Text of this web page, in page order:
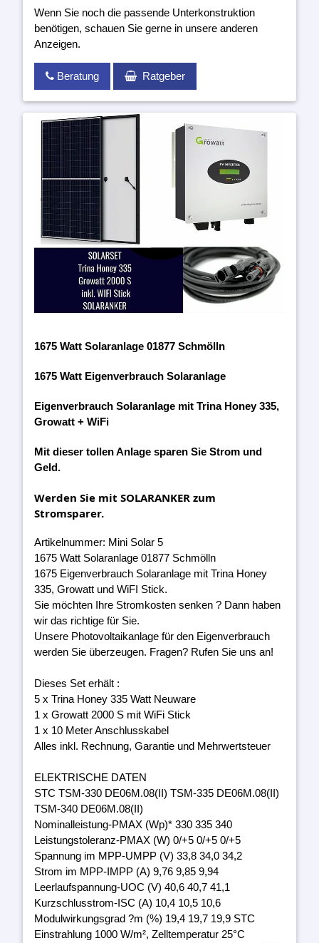
Wenn Sie noch die passende Unterkonstruktion
benötigen, schauen Sie gerne in unsere anderen
Anzeigen.
Beratung Ratgeber
1675 Watt Solaranlage 01877 Schmölln
1675 Watt Eigenverbrauch Solaranlage
Eigenverbrauch Solaranlage mit Trina Honey 335,
Growatt + WiFi
Mit dieser tollen Anlage sparen Sie Strom und
Geld.
Werden Sie mit SOLARANKER zum
Stromsparer.
Artikelnummer: Mini Solar 5
1675 Watt Solaranlage 01877 Schmölln
1675 Eigenverbrauch Solaranlage mit Trina Honey
335, Growatt und WiFI Stick.
Sie möchten Ihre Stromkosten senken ? Dann haben
wir das richtige für Sie.
Unsere Photovoltaikanlage für den Eigenverbrauch
werden Sie überzeugen. Fragen? Rufen Sie uns an!
Dieses Set erhält :
5 x Trina Honey 335 Watt Neuware
1 x Growatt 2000 S mit WiFi Stick
1 x 10 Meter Anschlusskabel
Alles inkl. Rechnung, Garantie und Mehrwertsteuer
ELEKTRISCHE DATEN
STC TSM-330 DE06M.08(II) TSM-335 DE06M.08(II)
TSM-340 DE06M.08(II)
Nominalleistung-PMAX (Wp)* 330 335 340
Leistungstoleranz-PMAX (W) 0/+5 0/+5 0/+5
Spannung im MPP-UMPP (V) 33,8 34,0 34,2
Strom im MPP-IMPP (A) 9,76 9,85 9,94
Leerlaufspannung-UOC (V) 40,6 40,7 41,1
Kurzschlusstrom-ISC (A) 10,4 10,5 10,6
Modulwirkungsgrad ?m (%) 19,4 19,7 19,9 STC
Einstrahlung 1000 W/m², Zelltemperatur 25°C